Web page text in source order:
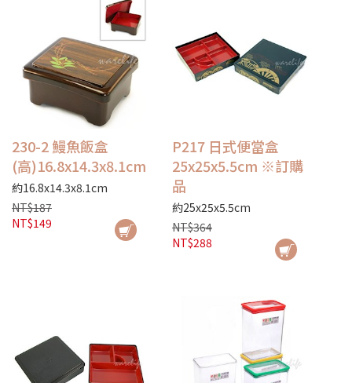
230-2 鰻魚飯盒
(高)16.8x14.3x8.1cm
約16.8x14.3x8.1cm
NT$187
NT$149
P217 日式便當盒
25x25x5.5cm ※訂購
品
約25x25x5.5cm
NT$364
NT$288